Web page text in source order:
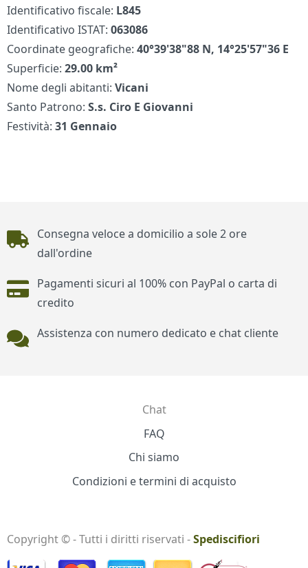
Identificativo fiscale: L845
Identificativo ISTAT:063086
Coordinate geografiche:40°39'38"88 N, 14°25'57"36 E
Superficie:29.00 km²
Nome degli abitanti:Vicani
Santo Patrono:S.s. Ciro E Giovanni
Festività:31 Gennaio
Piè di pagina
Consegna veloce a domicilio a sole 2 ore
dall'ordine
Pagamenti sicuri al 100% con PayPal o carta di
credito
Assistenza con numero dedicato e chat cliente
Chat
FAQ
Chi siamo
Condizioni e termini di acquisto
Copyright © - Tutti i diritti riservati -Spediscifiori